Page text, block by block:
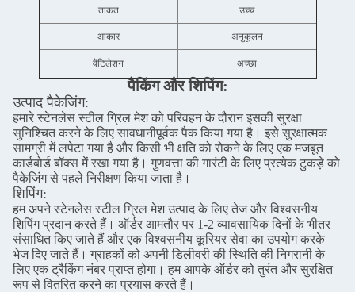
ताकत उच्च
आकार अनुकूलन
वेंटिलेशन अच्छा
पैकिंग और शिपिंग:
उत्पाद पैकेजिंग:
हमारे स्टेनलेस स्टील ग्रिल मेश को परिवहन के दौरान इसकी सुरक्षा
सुनिश्चित करने के लिए सावधानीपूर्वक पैक किया गया है। इसे सुरक्षात्मक
सामग्री में लपेटा गया है और किसी भी क्षति को रोकने के लिए एक मजबूत
कार्डबोर्ड बॉक्स में रखा गया है। गुणवत्ता की गारंटी के लिए प्रत्येक टुकड़े को
पैकेजिंग से पहले निरीक्षण किया जाता है।
शिपिंग:
हम अपने स्टेनलेस स्टील ग्रिल मेश उत्पाद के लिए तेज और विश्वसनीय
शिपिंग प्रदान करते हैं। ऑर्डर आमतौर पर 1-2 व्यावसायिक दिनों के भीतर
संसाधित किए जाते हैं और एक विश्वसनीय कूरियर सेवा का उपयोग करके
भेज दिए जाते हैं। ग्राहकों को अपनी डिलीवरी की स्थिति की निगरानी के
लिए एक ट्रैकिंग नंबर प्राप्त होगा। हम आपके ऑर्डर को तुरंत और सुरक्षित
रूप से वितरित करने का प्रयास करते हैं।